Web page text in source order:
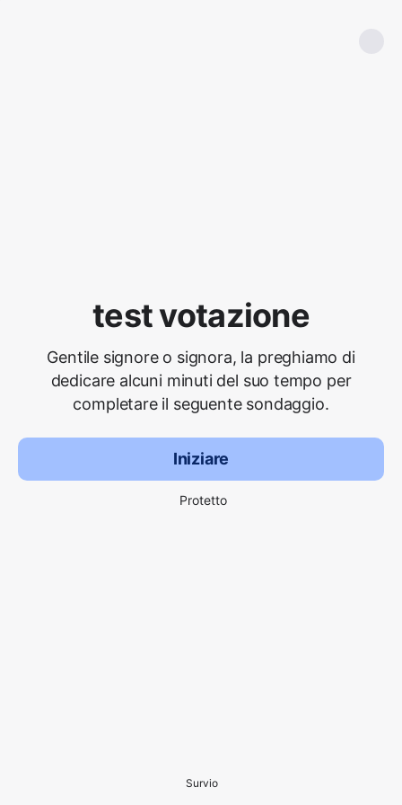
test votazione
Gentile signore o signora, la preghiamo di
dedicare alcuni minuti del suo tempo per
completare il seguente sondaggio.
Iniziare
Protetto
Survio